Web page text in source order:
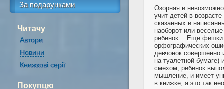
За подарунками
Читачу
Автори
Новини
Книжкові серії
Покупцю
Озорная и
учит детей в
сказанных и
наоборот или
ребенок… Еще фишки
орфографических
девчонок совершенно
на туалетной
смехом, ребенок
мышление, и имеет
в книжке, а это так